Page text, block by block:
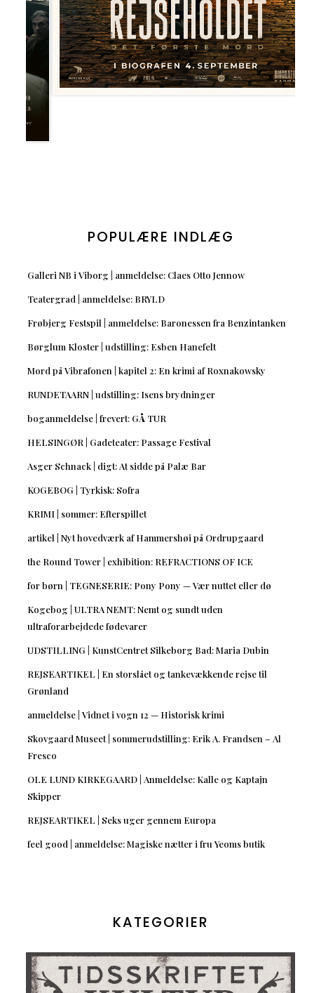
POPULÆRE INDLÆG
Galleri NB i Viborg | anmeldelse: Claes Otto Jennow
Teatergrad | anmeldelse: BRYLD
Frøbjerg Festspil | anmeldelse: Baronessen fra Benzintanken
Børglum Kloster | udstilling: Esben Hanefelt
Mord på Vibrafonen | kapitel 2: En krimi af Roxnakowsky
RUNDETAARN | udstilling: Isens brydninger
boganmeldelse | frevert: GÅ TUR
HELSINGØR | Gadeteater: Passage Festival
Asger Schnack | digt: At sidde på Palæ Bar
KOGEBOG | Tyrkisk: Sofra
KRIMI | sommer: Efterspillet
artikel | Nyt hovedværk af Hammershøi på Ordrupgaard
the Round Tower | exhibition: REFRACTIONS OF ICE
for børn | TEGNESERIE: Pony Pony — Vær nuttet eller dø
Kogebog | ULTRA NEMT: Nemt og sundt uden
ultraforarbejdede fødevarer
UDSTILLING | KunstCentret Silkeborg Bad: Maria Dubin
REJSEARTIKEL | En storslået og tankevækkende rejse til
Grønland
anmeldelse | Vidnet i vogn 12 — Historisk krimi
Skovgaard Museet | sommerudstilling: Erik A. Frandsen – Al
Fresco
OLE LUND KIRKEGAARD | Anmeldelse: Kalle og Kaptajn
Skipper
REJSEARTIKEL | Seks uger gennem Europa
feel good | anmeldelse: Magiske nætter i fru Yeoms butik
KATEGORIER